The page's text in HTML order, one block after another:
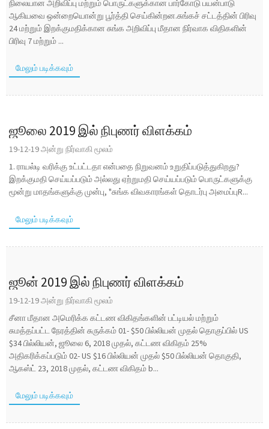
நிலையான அறிவிப்பு மற்றும் பொருட்களுக்கான பார்கோடு பயன்பாடு
ஆகியவை ஒன்றையொன்று பூர்த்தி செய்கின்றன.சுங்கச் சட்டத்தின் பிரிவு
24 மற்றும் இறக்குமதிக்கான சுங்க அறிவிப்பு மீதான நிர்வாக விதிகளின்
பிரிவு 7 மற்றும் ...
மேலும் படிக்கவும்
ஜூலை 2019 இல் நிபுணர் விளக்கம்
19-12-19 அன்று நிர்வாகி மூலம்
1. ராயல்டி வரிக்கு உட்பட்டதா என்பதை நிறுவனம் உறுதிப்படுத்துகிறது?
இறக்குமதி செய்யப்படும் அல்லது ஏற்றுமதி செய்யப்படும் பொருட்களுக்கு
மூன்று மாதங்களுக்கு முன்பு, "சுங்க விவகாரங்கள் தொடர்பு அமைப்புR...
மேலும் படிக்கவும்
ஜூன் 2019 இல் நிபுணர் விளக்கம்
19-12-19 அன்று நிர்வாகி மூலம்
சீனா மீதான அமெரிக்க கட்டண விகிதங்களின் பட்டியல் மற்றும்
சுமத்தப்பட்ட நேரத்தின் சுருக்கம் 01- $50 பில்லியன் முதல் தொகுப்பில் US
$34 பில்லியன், ஜூலை 6, 2018 முதல், கட்டண விகிதம் 25%
அதிகரிக்கப்படும் 02- US $16 பில்லியன் முதல் $50 பில்லியன் தொகுதி,
ஆகஸ்ட் 23, 2018 முதல், கட்டண விகிதம் b...
மேலும் படிக்கவும்